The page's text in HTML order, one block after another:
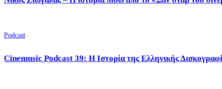
Podcast
Cinemusic Podcast 39: Η Ιστορία της Ελληνικής